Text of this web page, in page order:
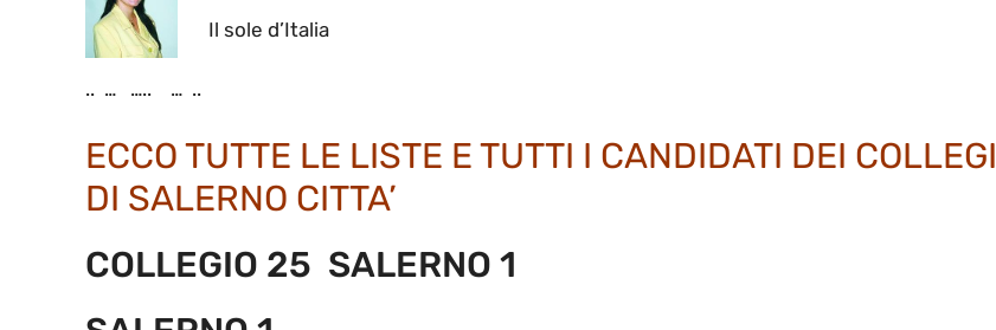
Il sole d’Italia
.. … ….. … ..
ECCO TUTTE LE LISTE E TUTTI I CANDIDATI DEI COLLEGI
DI SALERNO CITTA’
COLLEGIO 25 SALERNO 1